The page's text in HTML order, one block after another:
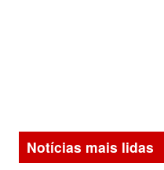
Notícias mais lidas